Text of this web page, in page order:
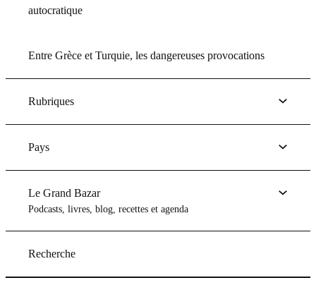
autocratique
Entre Grèce et Turquie, les dangereuses provocations
Rubriques
Pays
Le Grand Bazar
Podcasts, livres, blog, recettes et agenda
Recherche